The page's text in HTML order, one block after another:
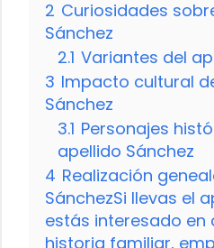
2 Curiosidades
Sánchez
2.1 Variantes del
3 Impacto cultural
Sánchez
3.1 Personajes
apellido Sánchez
4 Realización
SánchezSi llevas el
estás interesado en
historia familiar,